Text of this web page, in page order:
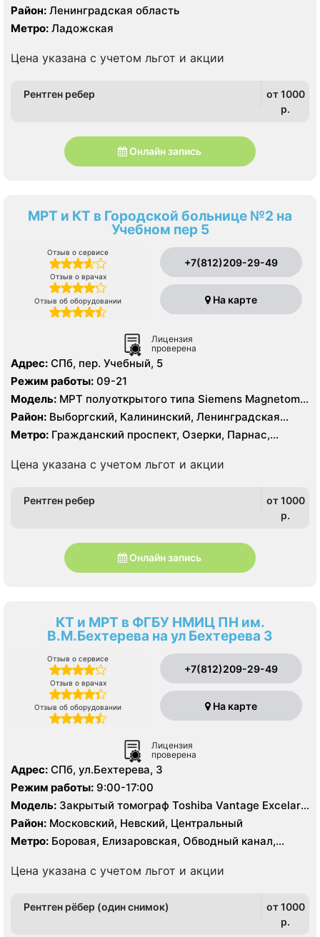
Район: Ленинградская область
Метро: Ладожская
Цена указана с учетом льгот и акции
Рентген ребер
от 1000
p.
Онлайн запись
МРТ и КТ в Городской больнице №2 на
Учебном пер 5
Отзыв о сервисе
Отзыв о врачах
Отзыв об оборудовании
+7(812)209-29-49
На карте
Лицензия
проверена
Адрес: СПб, пер. Учебный, 5
Режим работы: 09-21
Модель: МРТ полуоткрытого типа Siemens Magnetom
Espree 1.5 Тесла, КТ Siemens SOMATOM Definition 16
срезов, КТ Siemens SOMATOM Definition AS 64 среза
Район: Выборгский, Калининский, Ленинградская
область, Приморский
Метро: Гражданский проспект, Озерки, Парнас,
Цена указана с учетом льгот и акции
Рентген ребер
от 1000
p.
Онлайн запись
КТ и МРТ в ФГБУ НМИЦ ПН им.
В.М.Бехтерева на ул Бехтерева 3
Отзыв о сервисе
Отзыв о врачах
Отзыв об оборудовании
+7(812)209-29-49
На карте
Лицензия
проверена
Адрес: СПб, ул.Бехтерева, 3
Режим работы: 9:00-17:00
Модель: Закрытый томограф Toshiba Vantage Excelart
XGV 1.5 Тесла, КТ Philips BRILLIANCE 64 среза, УЗИ
Район: Московский, Невский, Центральный
Метро: Боровая, Елизаровская, Обводный канал,
Цена указана с учетом льгот и акции
Рентген рёбер (один снимок)
от 1000
p.